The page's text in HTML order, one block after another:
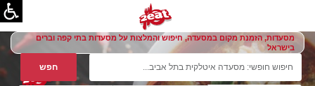
מסעדות, הזמנת מקום במסעדה, חיפוש והמלצות על מסעדות בתי קפה וברים
בישראל